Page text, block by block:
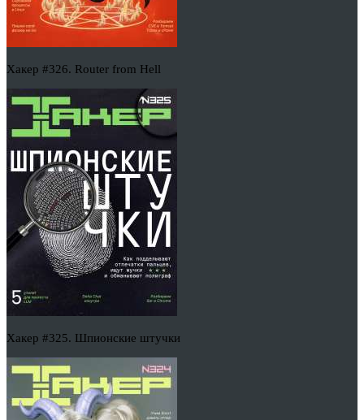
Хакер #326. Router from Hell
Хакер #325. Шпионские штучки